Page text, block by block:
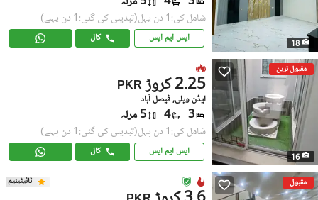
18
شامل کی:1 دن پہل (تبدیلی کی گئی:1 دن پہلے)
ایس ایم ایس کال
مقبول ترین
16
PKR 2.25 کروڑ
ایڈن ویلی, فیصل آباد
3
4 5 مرلہ
شامل کی:1 دن پہل (تبدیلی کی گئی:1 دن پہلے)
ایس ایم ایس کال
مقبول ٹائیٹینیم